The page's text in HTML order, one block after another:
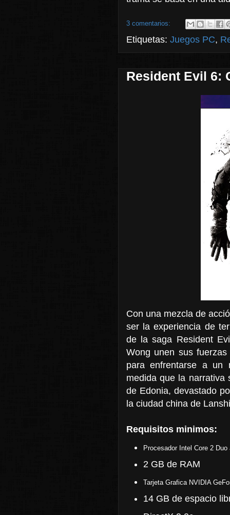
3 comentarios:
Etiquetas: Juegos PC,
Resident Evil 6:
Con una mezcla de
ser la experiencia de
de la saga Resident
Wong unen sus
para enfrentarse a un
medida que la narrativa
de Edonia, devastado
la ciudad china de
Requisitos minimos:
Procesador Intel Core 2 Duo
2 GB de RAM
Tarjeta Grafica NVIDIA
14 GB de espacio